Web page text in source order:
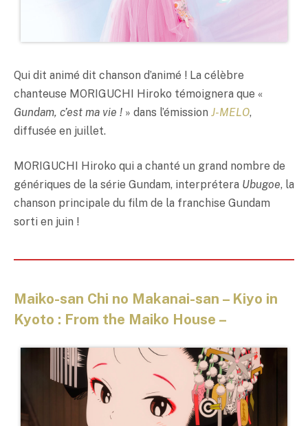
Qui dit animé dit chanson d’animé ! La célèbre
chanteuse MORIGUCHI Hiroko témoignera que «
Gundam, c’est ma vie ! » dans l’émission J-MELO,
diffusée en juillet.
MORIGUCHI Hiroko qui a chanté un grand nombre de
génériques de la série Gundam, interprétera Ubugoe, la
chanson principale du film de la franchise Gundam
sorti en juin !
Maiko-san Chi no Makanai-san – Kiyo in
Kyoto : From the Maiko House –